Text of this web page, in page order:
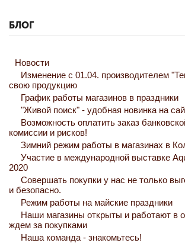
БЛОГ
Новости
Изменение с 01.04. производителем
свою продукцию
График работы магазинов в праздники
"Живой поиск" - удобная новинка на
Возможность оплатить заказ
комиссии и рисков!
Зимний режим работы в магазинах в
Участие в международной выставке
2020
Совершать покупки у нас не только
и безопасно.
Режим работы на майские праздники
Наши магазины открыты и работают в
ждем за покупками
Наша команда - знакомьтесь!